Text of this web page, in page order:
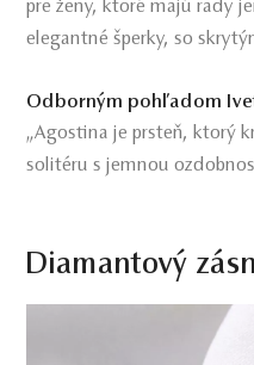
pre ženy, ktoré majú rady
elegantné šperky, so
Odborným pohľadom
„Agostina je prsteň, ktorý
solitéru s jemnou
Diamantový